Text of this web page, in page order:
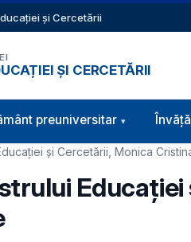
și Cercetării
ȘI CERCETĂRII
preuniversitar
și Cercetării, Monica